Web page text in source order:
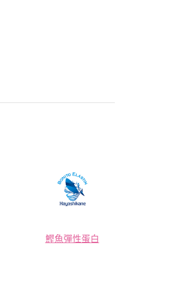
鰹魚彈性蛋白